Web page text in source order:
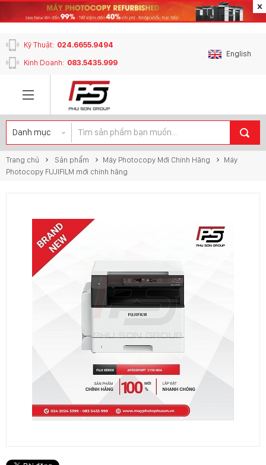
content_copy
English
Kỹ Thuật: 024.6655.9494
Kinh Doanh: 083.5435.999
Trang chủ Sản phẩm Máy Photocopy Mới Chính Hãng
Máy
Photocopy FUJIFILM mới chính hãng